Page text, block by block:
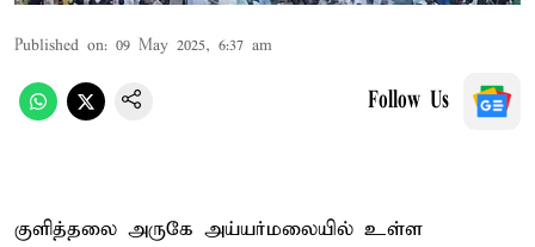
Published on: 09 May 2025, 6:37 am
Follow Us
குளித்தலை அருகே அய்யர்மலையில் உள்ள